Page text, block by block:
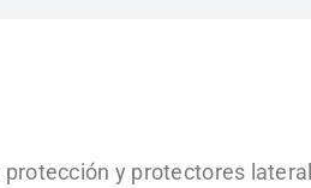
protección y protectores